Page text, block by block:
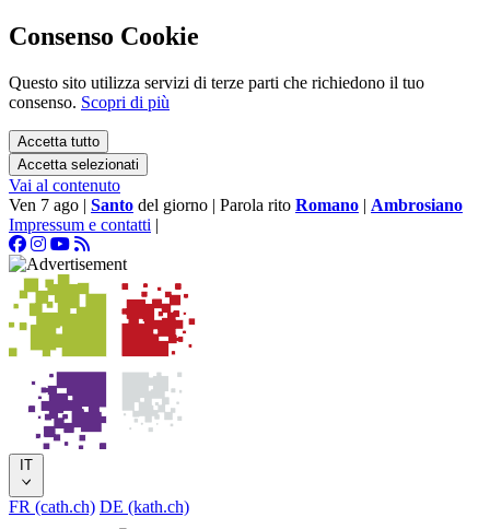
Consenso Cookie
Questo sito utilizza servizi di terze parti che richiedono il tuo
consenso. Scopri di più
Accetta tutto
Accetta selezionati
Vai al contenuto
Ven 7 ago | Santo del giorno | Parola rito Romano | Ambrosiano
Impressum e contatti |
IT
FR (cath.ch) DE (kath.ch)